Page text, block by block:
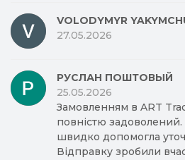
VOLODYMYR
27.05.2026
РУСЛАН ПОШТОВЫЙ
25.05.2026
Замовленням в ART
повністю
швидко допомогла
Відправку зробили